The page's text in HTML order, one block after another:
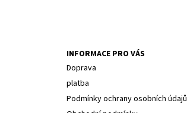
INFORMACE PRO VÁS
Doprava
platba
Podmínky ochrany osobních údajů